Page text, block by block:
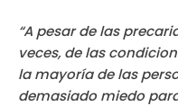
“A pesar de las
veces, de las
la mayoría de las
demasiado miedo